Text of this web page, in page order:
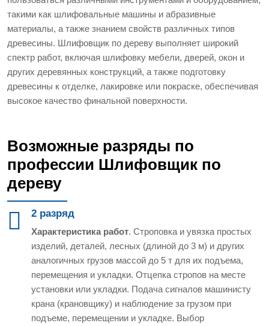
такими как шлифовальные машины и абразивные
материалы, а также знанием свойств различных типов
древесины. Шлифовщик по дереву выполняет широкий
спектр работ, включая шлифовку мебели, дверей, окон и
других деревянных конструкций, а также подготовку
древесины к отделке, лакировке или покраске, обеспечивая
высокое качество финальной поверхности.
Возможные разряды по
профессии Шлифовщик по
дереву
2 разряд
Характеристика работ. Строповка и увязка простых
изделий, деталей, лесных (длиной до 3 м) и других
аналогичных грузов массой до 5 т для их подъема,
перемещения и укладки. Отцепка стропов на месте
установки или укладки. Подача сигналов машинисту
крана (крановщику) и наблюдение за грузом при
подъеме, перемещении и укладке. Выбор